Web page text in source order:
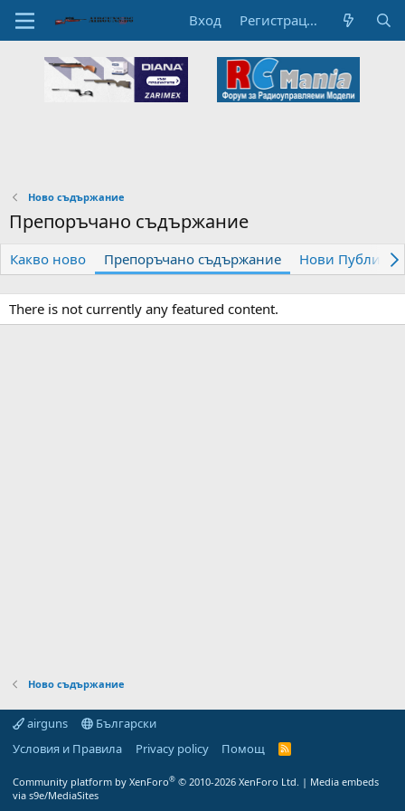
Вход Регистрация
Ново съдържание
Препоръчано съдържание
Какво ново Препоръчано съдържание Нови
There is not currently any featured content.
Ново съдържание
airguns
Български
Условия и Правила
Privacy policy Помощ
R
Community platform by XenForo® © 2010-2026 XenForo Ltd. | Media embeds
via s9e/MediaSites